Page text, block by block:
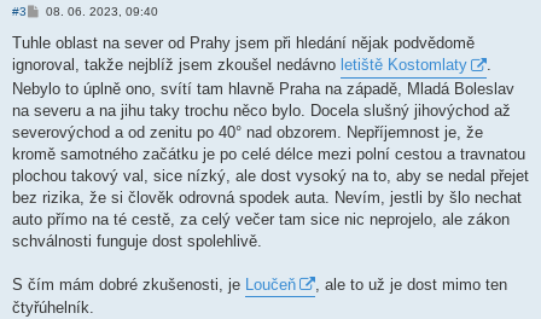
#3
P
í
p
v
e
08. 06. 2023, 09:40
Tuhle oblast na sever od Prahy jsem při hledání nějak podvědomě
ignoroval, takže nejblíž jsem zkoušel nedávno letiště Kostomlaty
.
Nebylo to úplně ono, svítí tam hlavně Praha na západě, Mladá Boleslav
na severu a na jihu taky trochu něco bylo. Docela slušný jihovýchod až
severovýchod a od zenitu po 40° nad obzorem. Nepříjemnost je, že
kromě samotného začátku je po celé délce mezi polní cestou a travnatou
plochou takový val, sice nízký, ale dost vysoký na to, aby se nedal přejet
bez rizika, že si člověk odrovná spodek auta. Nevím, jestli by šlo nechat
auto přímo na té cestě, za celý večer tam sice nic neprojelo, ale zákon
schválnosti funguje dost spolehlivě.
S čím mám dobré zkušenosti, je Loučeň
, ale to už je dost mimo ten
čtyřúhelník.